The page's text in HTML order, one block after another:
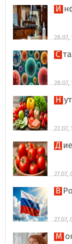
28.07,
28.07,
22.07,
27.07,
В
27.07,